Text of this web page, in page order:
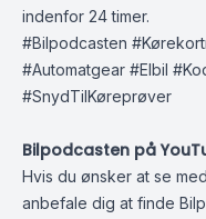
indenfor 24 timer.
#Bilpodcasten
#Automatgear #Elbil
#SnydTilKøreprøver
Bilpodcasten på
Hvis du ønsker at se
anbefale dig at finde